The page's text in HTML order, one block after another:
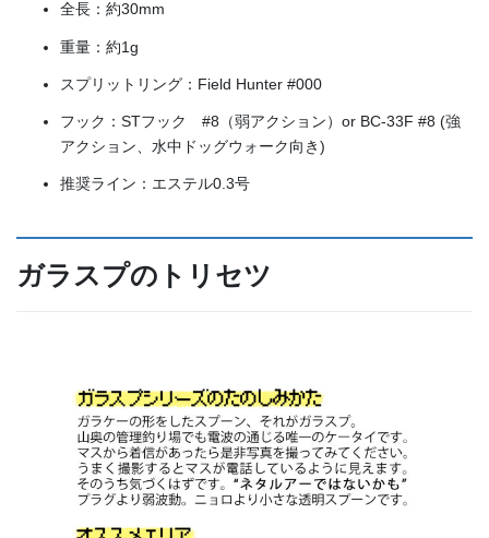
全長：約30mm
重量：約1g
スプリットリング：Field Hunter #000
フック：STフック #8（弱アクション）or BC-33F #8 (強
アクション、水中ドッグウォーク向き)
推奨ライン：エステル0.3号
ガラスプのトリセツ